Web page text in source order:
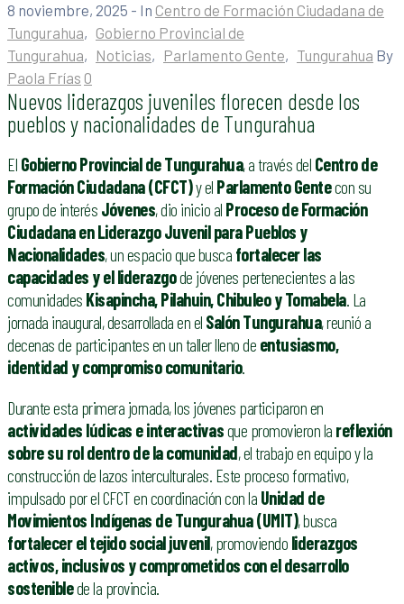
8 noviembre, 2025 - In Centro de Formación Ciudadana de
Tungurahua‚ Gobierno Provincial de
Tungurahua‚ Noticias‚ Parlamento Gente‚ Tungurahua By
Paola Frías 0
Nuevos liderazgos juveniles florecen desde los
pueblos y nacionalidades de Tungurahua
El Gobierno Provincial de Tungurahua, a través del Centro de
Formación Ciudadana (CFCT)y el Parlamento Gentecon su
grupo de interés Jóvenes, dio inicio al Proceso de Formación
Ciudadana en Liderazgo Juvenil para Pueblos y
Nacionalidades, un espacio que busca fortalecer las
capacidades y el liderazgode jóvenes pertenecientes a las
comunidades Kisapincha, Pilahuin, Chibuleo y Tomabela. La
jornada inaugural, desarrollada en el Salón Tungurahua, reunió a
decenas de participantes en un taller lleno de entusiasmo,
identidad y compromiso comunitario.
Durante esta primera jornada, los jóvenes participaron en
actividades lúdicas e interactivasque promovieron la reflexión
sobre su rol dentro de la comunidad, el trabajo en equipo y la
construcción de lazos interculturales. Este proceso formativo,
impulsado por el CFCT en coordinación con la Unidad de
Movimientos Indígenas de Tungurahua (UMIT), busca
fortalecer el tejido social juvenil, promoviendo liderazgos
activos, inclusivos y comprometidos con el desarrollo
sosteniblede la provincia.